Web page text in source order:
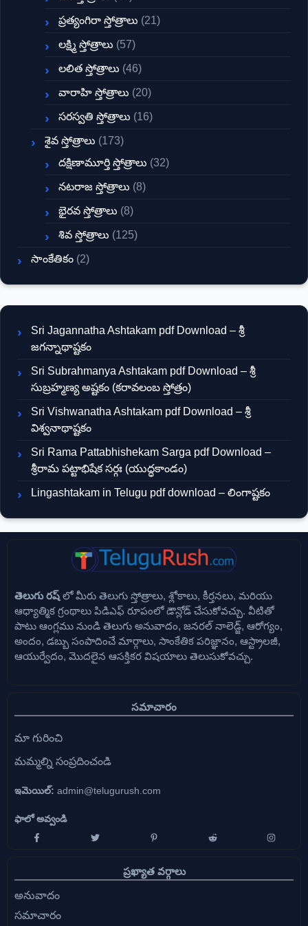
ప్రత్యంగిరా స్తోత్రాలు (21)
లక్ష్మి స్తోత్రాలు (57)
లలిత స్తోత్రాలు (46)
వారాహి స్తోత్రాలు (20)
సరస్వతి స్తోత్రాలు (16)
శైవ స్తోత్రాలు (173)
దక్షిణామూర్తి స్తోత్రాలు (32)
నటరాజ స్తోత్రాలు (8)
భైరవ స్తోత్రాలు (8)
శివ స్తోత్రాలు (125)
సాంకేతికం (2)
Sri Jagannatha Ashtakam pdf Download – శ్రీ
జగన్నాథాష్టకం
Sri Subrahmanya Ashtakam pdf Download – శ్రీ
సుబ్రహ్మణ్య అష్టకం (కరావలంబ స్తోత్రం)
Sri Vishwanatha Ashtakam pdf Download – శ్రీ
విశ్వనాథాష్టకం
Sri Rama Pattabhishekam Sarga pdf Download –
శ్రీరామ పట్టాభిషేక సర్గః (యుద్ధకాండం)
Lingashtakam in Telugu pdf download – లింగాష్టకం
తెలుగు రష్ లో మీరు తెలుగు స్తోత్రాలు, శ్లోకాలు, కీర్తనలు, మరియు
ఆధ్యాత్మిక గ్రంథాలు పిడిఎఫ్ రూపంలో డౌన్లోడ్ చేసుకోవచ్చు. వీటితో
పాటు ఆంగ్లము నుండి తెలుగు అనువాదం, జనరల్ నాలెడ్జ్, ఆరోగ్యం,
అందం, డబ్బు సంపాదించే మార్గాలు, సాంకేతిక పరిజ్ఞానం, ఆస్ట్రాలజీ,
ఆయుర్వేదం, మొదలైన ఆసక్తికర విషయాలు తెలుసుకోవచ్చు.
సమాచారం
మా గురించి
మమ్మల్ని సంప్రదించండి
ఇమెయిల్: admin@telugurush.com
ఫాలో అవ్వండి
ప్రఖ్యాత వర్గాలు
అనువాదం
సమాచారం